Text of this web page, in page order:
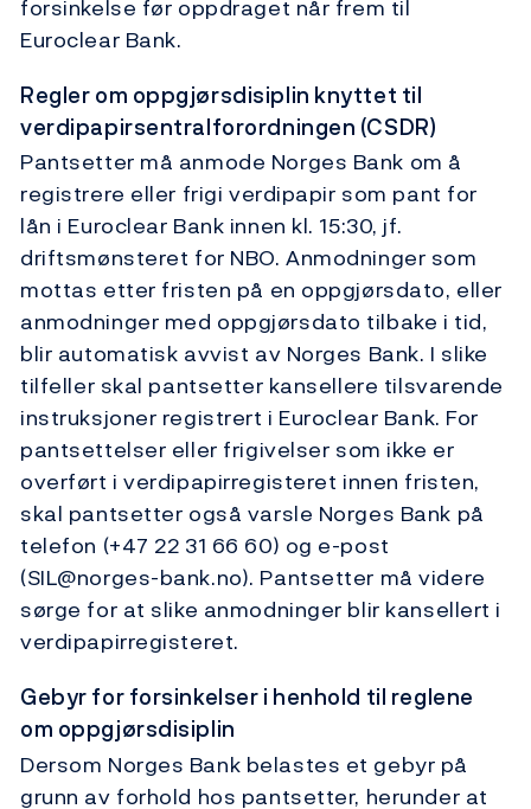
forsinkelse før oppdraget når frem til
Euroclear Bank.
Regler om oppgjørsdisiplin knyttet til
verdipapirsentralforordningen (CSDR)
Pantsetter må anmode Norges Bank om å
registrere eller frigi verdipapir som pant for
lån i Euroclear Bank innen kl. 15:30, jf.
driftsmønsteret for NBO. Anmodninger som
mottas etter fristen på en oppgjørsdato, eller
anmodninger med oppgjørsdato tilbake i tid,
blir automatisk avvist av Norges Bank. I slike
tilfeller skal pantsetter kansellere tilsvarende
instruksjoner registrert i Euroclear Bank. For
pantsettelser eller frigivelser som ikke er
overført i verdipapirregisteret innen fristen,
skal pantsetter også varsle Norges Bank på
telefon (+47 22 31 66 60) og e-post
(SIL@norges-bank.no). Pantsetter må videre
sørge for at slike anmodninger blir kansellert i
verdipapirregisteret.
Gebyr for forsinkelser i henhold til reglene
om oppgjørsdisiplin
Dersom Norges Bank belastes et gebyr på
grunn av forhold hos pantsetter, herunder at